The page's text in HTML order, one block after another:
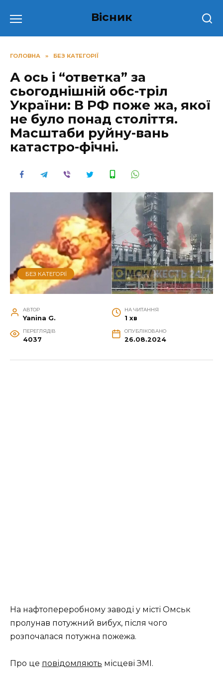
до
Вісник
ГОЛОВНА » БЕЗ КАТЕГОРІЇ
А ось і “ответка” за
сьогоднішній обс-тріл
України: В РФ поже жа, якої
не було понад століття.
Масштаби руйну-вань
катастро-фічні.
БЕЗ КАТЕГОРІЇ
АВТОР
Yanina G.
НА ЧИТАННЯ
1 хв
ПЕРЕГЛЯДІВ
4037
ОПУБЛІКОВАНО
26.08.2024
На нафтопереробному заводі у місті Омськ
пролунав потужний вибух, після чого
розпочалася потужна пожежа.
Про це повідомляють місцеві ЗМІ.